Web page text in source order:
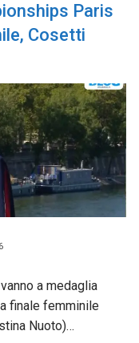
Paris
Cosetti
a medaglia
finale femminile
Nuoto)…